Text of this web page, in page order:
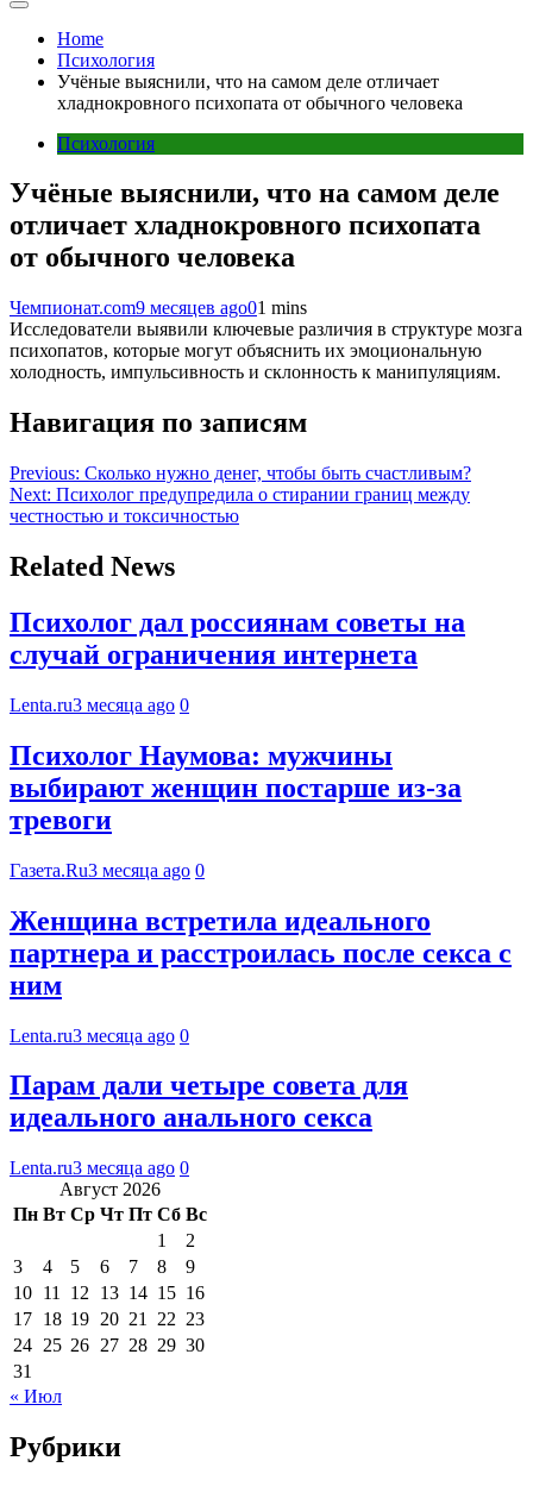
Home
Психология
Учёные выяснили, что на самом деле отличает
хладнокровного психопата от обычного человека
Психология
Учёные выяснили, что на самом деле
отличает хладнокровного психопата
от обычного человека
Чемпионат.com9 месяцев ago01 mins
Исследователи выявили ключевые различия в структуре мозга
психопатов, которые могут объяснить их эмоциональную
холодность, импульсивность и склонность к манипуляциям.
Навигация по записям
Previous: Сколько нужно денег, чтобы быть счастливым?
Next: Психолог предупредила о стирании границ между
честностью и токсичностью
Related News
Психолог дал россиянам советы на
случай ограничения интернета
Lenta.ru3 месяца ago 0
Психолог Наумова: мужчины
выбирают женщин постарше из-за
тревоги
Газета.Ru3 месяца ago 0
Женщина встретила идеального
партнера и расстроилась после секса с
ним
Lenta.ru3 месяца ago 0
Парам дали четыре совета для
идеального анального секса
Lenta.ru3 месяца ago 0
Август 2026
Пн Вт Ср Чт Пт Сб Вс
1
2
3
4 5 6 7 8
9
10 11 12 13 14 15 16
17 18 19 20 21 22 23
24 25 26 27 28 29 30
31
« Июл
Рубрики